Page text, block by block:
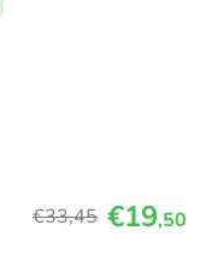
€33,45 €19,50